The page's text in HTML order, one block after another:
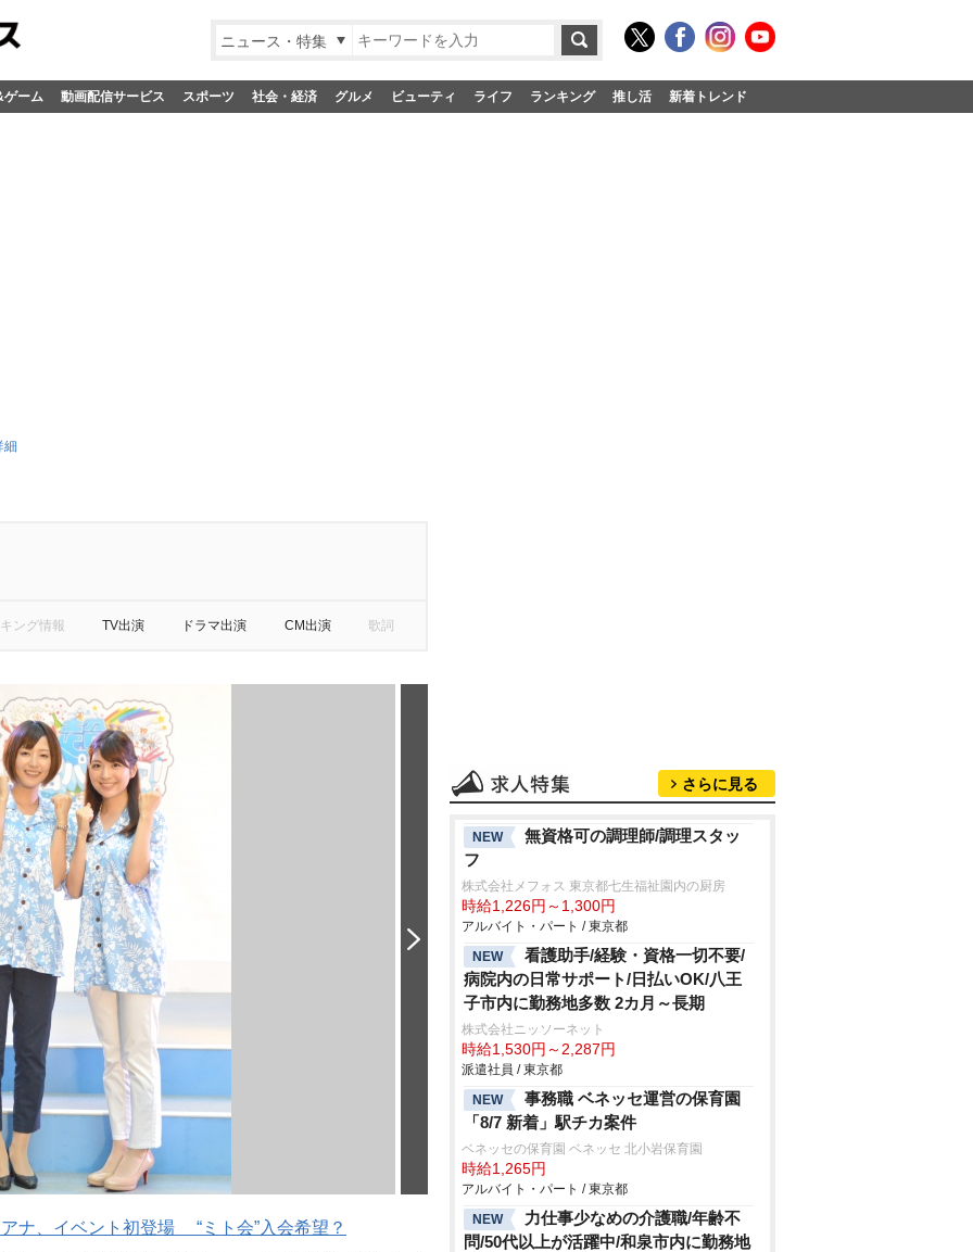
ニュース・特集
ゲーム 動画配信サービス スポーツ 社会・経済 グルメ ビューティ ライフ ランキング 推し活 新着トレンド
細
ング情報 TV出演 ドラマ出演 CM出演 歌詞
ナ、イベント初登場 “ミト会”入会希望？
さらに見る
NEW
無資格可の調理師/調理スタッ
フ
株式会社メフォス 東京都七生福祉園内の厨房
時給1,226円～1,300円
アルバイト・パート / 東京都
NEW
看護助手/経験・資格一切不要/
病院内の日常サポート/日払いOK/八王
子市内に勤務地多数 2カ月～長期
株式会社ニッソーネット
時給1,530円～2,287円
派遣社員 / 東京都
NEW
事務職 ベネッセ運営の保育園
「8/7 新着」駅チカ案件
ベネッセの保育園 ベネッセ 北小岩保育園
時給1,265円
アルバイト・パート / 東京都
NEW
力仕事少なめの介護職/年齢不
問/50代以上が活躍中/和泉市内に勤務地